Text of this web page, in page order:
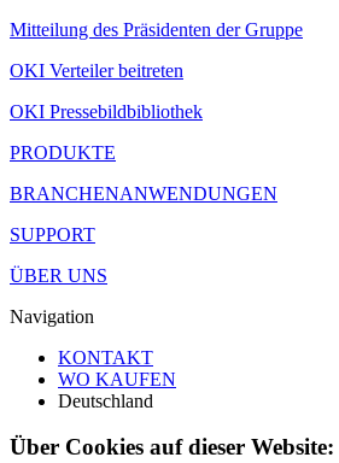
Mitteilung des Präsidenten der Gruppe
OKI Verteiler beitreten
OKI Pressebildbibliothek
PRODUKTE
BRANCHENANWENDUNGEN
SUPPORT
ÜBER UNS
Navigation
KONTAKT
WO KAUFEN
Deutschland
Über Cookies auf dieser Website: